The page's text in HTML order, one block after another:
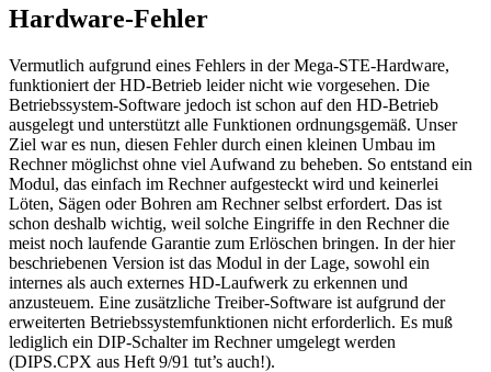
Hardware-Fehler
Vermutlich aufgrund eines Fehlers in der Mega-STE-Hardware,
funktioniert der HD-Betrieb leider nicht wie vorgesehen. Die
Betriebssystem-Software jedoch ist schon auf den HD-Betrieb
ausgelegt und unterstützt alle Funktionen ordnungsgemäß. Unser
Ziel war es nun, diesen Fehler durch einen kleinen Umbau im
Rechner möglichst ohne viel Aufwand zu beheben. So entstand ein
Modul, das einfach im Rechner aufgesteckt wird und keinerlei
Löten, Sägen oder Bohren am Rechner selbst erfordert. Das ist
schon deshalb wichtig, weil solche Eingriffe in den Rechner die
meist noch laufende Garantie zum Erlöschen bringen. In der hier
beschriebenen Version ist das Modul in der Lage, sowohl ein
internes als auch externes HD-Laufwerk zu erkennen und
anzusteuem. Eine zusätzliche Treiber-Software ist aufgrund der
erweiterten Betriebssystemfunktionen nicht erforderlich. Es muß
lediglich ein DIP-Schalter im Rechner umgelegt werden
(DIPS.CPX aus Heft 9/91 tut’s auch!).